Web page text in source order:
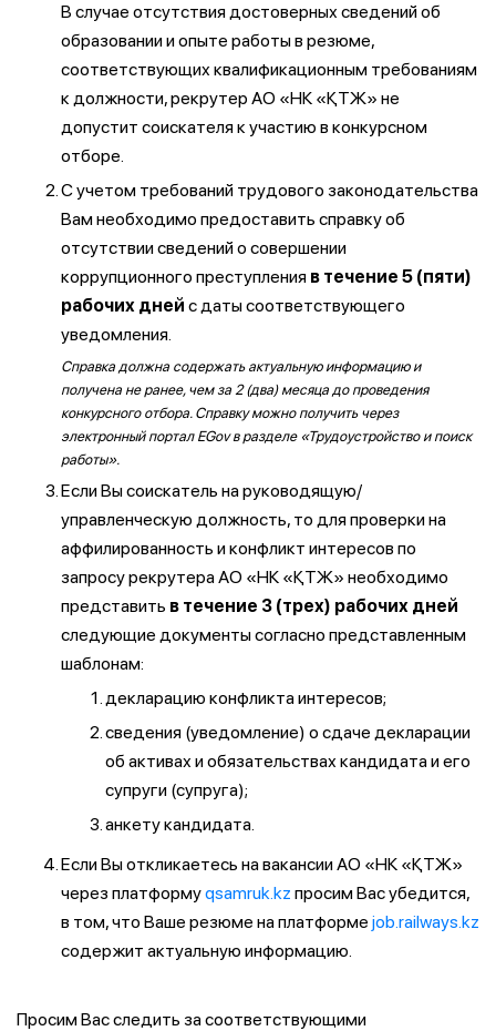
В случае отсутствия достоверных сведений об
образовании и опыте работы в резюме,
соответствующих квалификационным требованиям
к должности, рекрутер АО «НК «ҚТЖ» не
допустит соискателя к участию в конкурсном
отборе.
С учетом требований трудового законодательства
Вам необходимо предоставить справку об
отсутствии сведений о совершении
коррупционного преступления в течение 5 (пяти)
рабочих дней с даты соответствующего
уведомления.
Справка должна содержать актуальную информацию и
получена не ранее, чем за 2 (два) месяца до проведения
конкурсного отбора. Справку можно получить через
электронный портал EGov в разделе «Трудоустройство и поиск
работы».
Если Вы соискатель на руководящую/
управленческую должность, то для проверки на
аффилированность и конфликт интересов по
запросу рекрутера АО «НК «ҚТЖ» необходимо
представить в течение 3 (трех) рабочих дней
следующие документы согласно представленным
шаблонам:
декларацию конфликта интересов;
сведения (уведомление) о сдаче декларации
об активах и обязательствах кандидата и его
супруги (супруга);
анкету кандидата.
Если Вы откликаетесь на вакансии АО «НК «ҚТЖ»
через платформуqsamruk.kz просим Вас убедится,
в том, что Ваше резюме на платформе job.railways.kz
содержит актуальную информацию.
Просим Вас следить за соответствующими